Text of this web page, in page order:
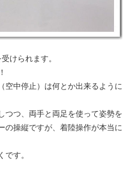
けられます。
空中停止）は何とか出来るように
つつ、両手と両足を使って姿勢を
の操縦ですが、着陸操作が本当に
す。